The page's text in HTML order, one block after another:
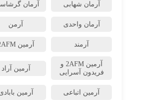
آرمان شهابی آرمان
آرمان واحدی آرمن
آرمند آرمین 2AFM
آرمین 2AFM و
فریدون آسرایی
آرمین آراد
آرمین اتباعی آرمین